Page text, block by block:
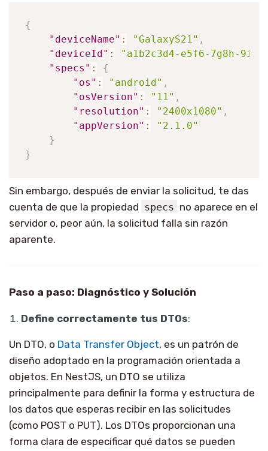
{
"deviceName" : "GalaxyS21" ,
"deviceId" :
"a1b2c3d4-e5f6-7g8h-
"specs" :
{
"os" : "android" ,
"osVersion" : "11" ,
"resolution" : "2400x1080" ,
"appVersion" :
"2.1.0"
}
}
Sin embargo, después de enviar la solicitud, te das
cuenta de que la propiedad specs no aparece en el
servidor o, peor aún, la solicitud falla sin razón
aparente.
Paso a paso: Diagnóstico y Solución
Define correctamente tus DTOs:
Un DTO, o Data Transfer Object, es un patrón de
diseño adoptado en la programación orientada a
objetos. En NestJS, un DTO se utiliza
principalmente para definir la forma y estructura de
los datos que esperas recibir en las solicitudes
(como POST o PUT). Los DTOs proporcionan una
forma clara de especificar qué datos se pueden